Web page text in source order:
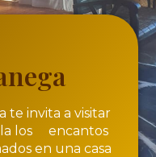
te invita a visitar
los encantos
en una casa